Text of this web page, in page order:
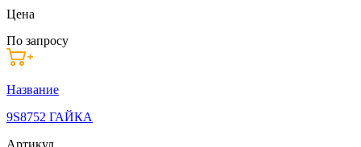
Цена
По запросу
Название
9S8752 ГАЙКА
Артикул